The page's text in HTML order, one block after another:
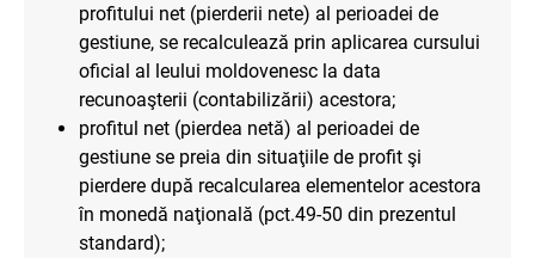
profitului net (pierderii nete) al perioadei de
gestiune, se recalculează prin aplicarea cursului
oficial al leului moldovenesc la data
recunoaşterii (contabilizării) acestora;
profitul net (pierdea netă) al perioadei de
gestiune se preia din situaţiile de profit şi
pierdere după recalcularea elementelor acestora
în monedă naţională (pct.49-50 din prezentul
standard);